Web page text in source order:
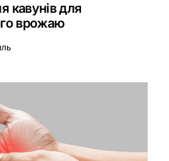
кавунів для
врожаю